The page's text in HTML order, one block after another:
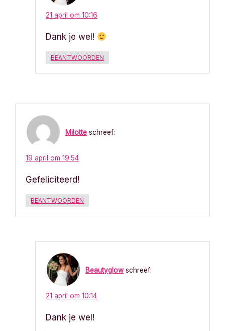
21 april om 10:16
Dank je wel!
BEANTWOORDEN
Milotte schreef:
19 april om 19:54
Gefeliciteerd!
BEANTWOORDEN
Beautyglow schreef:
21 april om 10:14
Dank je wel!